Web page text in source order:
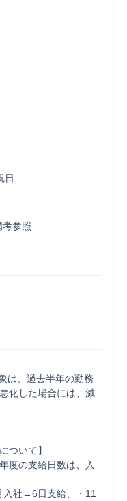
日
参照
は、過去半年の勤務
化した場合には、減
ついて】
度の支給日数は、入
入社→6日支給、・11